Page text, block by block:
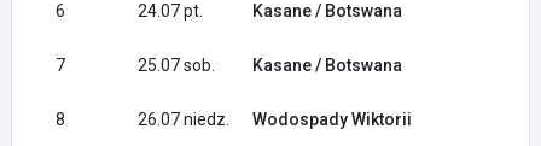
6 24.07 pt. Kasane / Botswana
7 25.07 sob. Kasane / Botswana
8 26.07 niedz. Wodospady Wiktorii